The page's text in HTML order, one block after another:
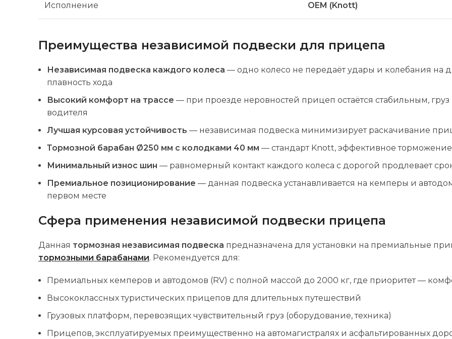
Исполнение OEM (Knott)
Преимущества независимой подвески для прицепа
Независимая подвеска каждого колеса — одно колесо не передаёт удары и колебания на
плавность хода
Высокий комфорт на трассе — при проезде неровностей прицеп остаётся стабильным,
водителя
Лучшая курсовая устойчивость — независимая подвеска минимизирует раскачивание
Тормозной барабан Ø250 мм с колодками 40 мм — стандарт Knott, эффективное
Минимальный износ шин — равномерный контакт каждого колеса с дорогой продлевает
Премиальное позиционирование — данная подвеска устанавливается на кемперы и
первом месте
Сфера применения независимой подвески прицепа
Данная тормозная независимая подвеска предназначена для установки на премиальные
тормозными барабанами. Рекомендуется для:
Премиальных кемперов и автодомов (RV) с полной массой до 2000 кг, где приоритет —
Высококлассных туристических прицепов для длительных путешествий
Грузовых платформ, перевозящих чувствительный груз (оборудование, техника)
Прицепов, эксплуатируемых преимущественно на автомагистралях и асфальтированных